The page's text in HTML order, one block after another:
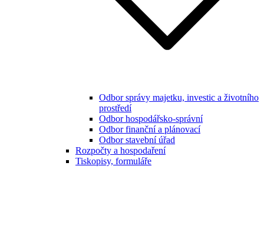
Odbor správy majetku, investic a životního
prostředí
Odbor hospodářsko-správní
Odbor finanční a plánovací
Odbor stavební úřad
Rozpočty a hospodaření
Tiskopisy, formuláře